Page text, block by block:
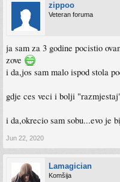
zippoo
Veteran foruma
ja sam za 3 godine pocistio
zove
i da,jos sam malo ispod stola
gdje ces veci i bolji
i da,okrecio sam sobu...evo je
Jun 22, 2020
Lamagician
Komšija